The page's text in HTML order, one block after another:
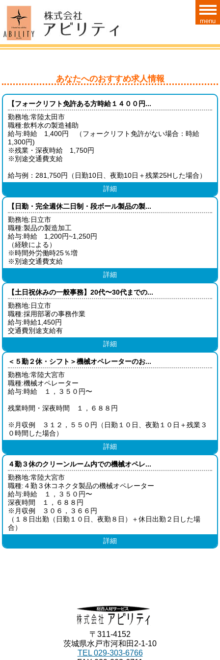
あなたへのおすすめ求人情報
【フォークリフト免許ある方時給１４００円...
勤務地:常陸太田市
職種:飲料水の製造補助
給与:時給 1,400円 （フォークリフト免許がない場合：時給
1,300円)
※残業・深夜時給 1,750円
※別途交通費支給
給与例：281,750円（日勤10日、夜勤10日＋残業25Hした場合）
詳細
【日勤・完全週休二日制・段ボール製品の製...
勤務地:日立市
職種:製品の製造加工
給与:時給 1,200円~1,250円
（経験による）
※時間外労働時25％増
※別途交通費支給
詳細
【土日祝休みの一般事務】20代〜30代までの...
勤務地:日立市
職種:採用部署の事務作業
給与:時給1,450円
交通費別途支給有
詳細
＜５勤２休・シフト＞機械オペレーターのお...
勤務地:常陸大宮市
職種:機械オペレーター
給与:時給 １，３５０円〜
残業時間・深夜時間 １，６８８円
※月収例 ３１２，５５０円（日勤１０日、夜勤１０日＋残業３
０時間した場合）
詳細
４勤３休のクリーンルーム内での機械オペレ...
勤務地:常陸大宮市
職種:４勤３休コネクタ製品の機械オペレーター
給与:時給 １，３５０円〜
深夜時間 １，６８８円
※月収例 ３０６，３６６円
（１８日出勤（日勤１０日、夜勤８日）＋休日出勤２日した場
合）
詳細
menu
〒311-4152
茨城県水戸市河和田2-1-10
TEL 029-303-6766